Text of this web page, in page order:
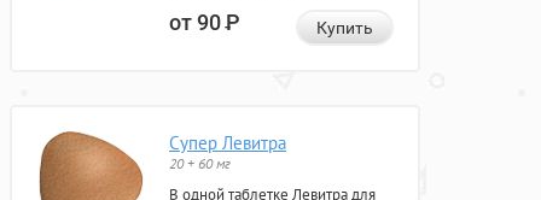
от 90Р Купить
Супер Левитра
20 + 60 мг
В одной таблетке Левитра для